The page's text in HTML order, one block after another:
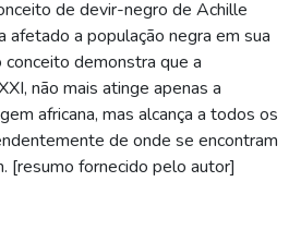
de devir-negro de Achille
afetado a população negra em sua
conceito demonstra que a
não mais atinge apenas a
africana, mas alcança a todos os
de onde se encontram
[resumo fornecido pelo autor]